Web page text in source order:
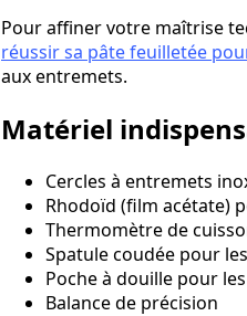
Pour affiner votre maîtrise
réussir sa pâte feuilletée
aux entremets.
Matériel
Cercles à entremets
Rhodoïd (film acétate)
Thermomètre de
Spatule coudée pour
Poche à douille pour
Balance de précision